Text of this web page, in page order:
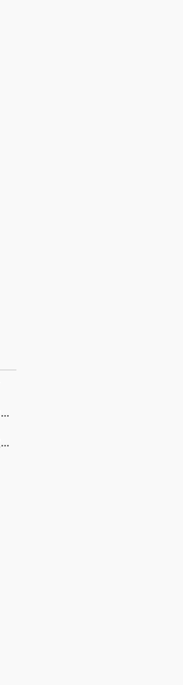
セフィーヌ シルクウェットパウダー
セフィーヌ ファンデーション取扱い店